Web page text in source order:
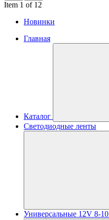
Item 1 of 12
Новинки
Главная
Каталог
Светодиодные ленты
Универсальные 12V 8-